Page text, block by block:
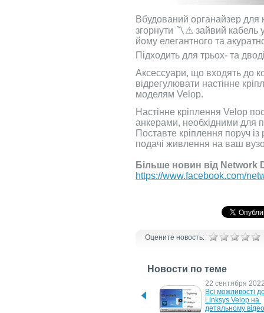
Вбудований органайзер для
згорнути 〽⚠ зайвий кабель
йому елегантного та
Підходить для трьох- та
Аксессуари, що входять до
відрегулювати настінне
моделям Velop.
Настінне кріплення Velop
анкерами, необхідними для
Поставте кріплення поруч
подачі живлення на ваш
Більше новин від Network
https://www.facebook.com/
Оцените новость:
Новости по теме
Потужні зарядні станції
22 сентября
Всі можливості
Linksys Velop на
детальному відео